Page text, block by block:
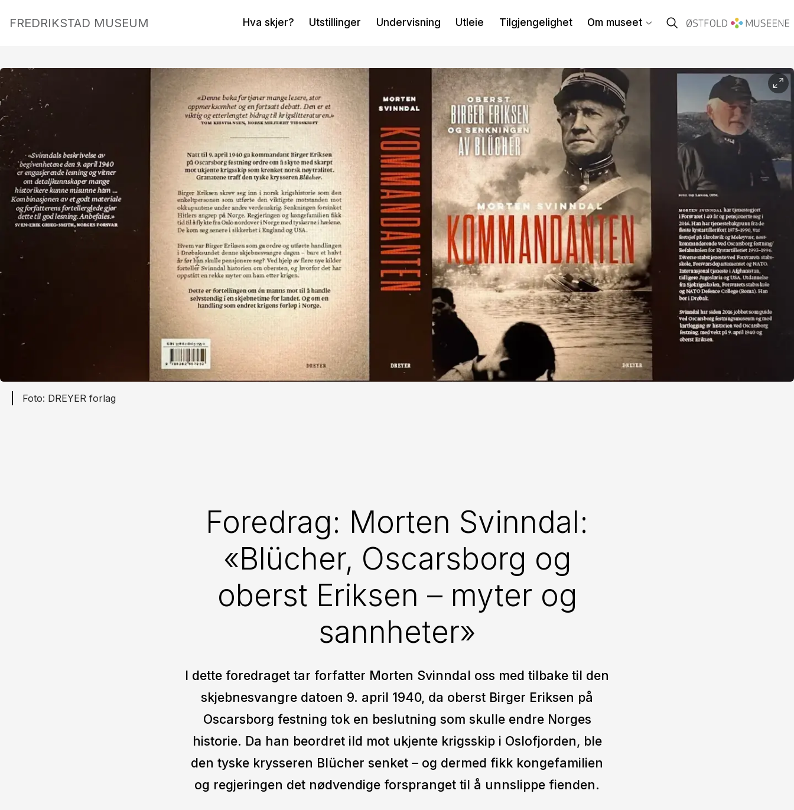
FREDRIKSTAD MUSEUM Hva skjer? Utstillinger Undervisning Utleie Tilgjengelighet Om museet
DREYER forlag
Foredrag: Morten Svinndal:
«Blücher, Oscarsborg og
oberst Eriksen – myter og
sannheter»
I dette foredraget tar forfatter Morten Svinndal oss med tilbake til den
skjebnesvangre datoen 9. april 1940, da oberst Birger Eriksen på
Oscarsborg festning tok en beslutning som skulle endre Norges
historie. Da han beordret ild mot ukjente krigsskip i Oslofjorden, ble
den tyske krysseren Blücher senket – og dermed fikk kongefamilien
og regjeringen det nødvendige forspranget til å unnslippe fienden.